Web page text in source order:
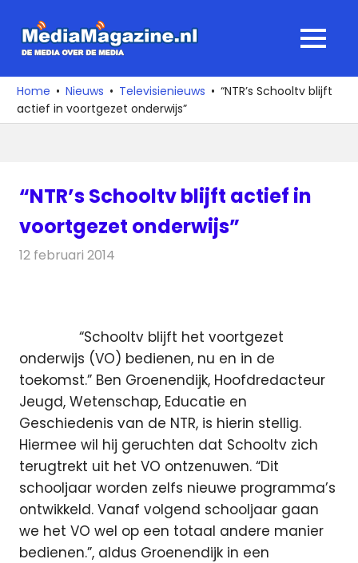
naar
media
over
de
MENU
Home Nieuws Televisienieuws
“NTR’s Schooltv blijft
actief in voortgezet onderwijs”
“NTR’s Schooltv blijft actief in
voortgezet onderwijs”
12 februari 2014
“Schooltv blijft het voortgezet
onderwijs (VO) bedienen, nu en in de
toekomst.” Ben Groenendijk, Hoofdredacteur
Jeugd, Wetenschap, Educatie en
Geschiedenis van de NTR, is hierin stellig.
Hiermee wil hij geruchten dat Schooltv zich
terugtrekt uit het VO ontzenuwen. “Dit
schooljaar worden zelfs nieuwe programma’s
ontwikkeld. Vanaf volgend schooljaar gaan
we het VO wel op een totaal andere manier
bedienen.”, aldus Groenendijk in een